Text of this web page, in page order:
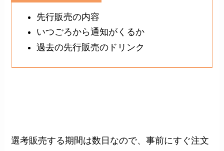
先行販売の内容
いつごろから通知がくるか
過去の先行販売のドリンク
選考販売する期間は数日なので、事前にすぐ注文